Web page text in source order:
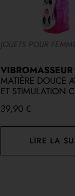
JOUETS POUR
MATIÈRE DOUCE
ET STIMULATION
39,90 €
LIRE LA